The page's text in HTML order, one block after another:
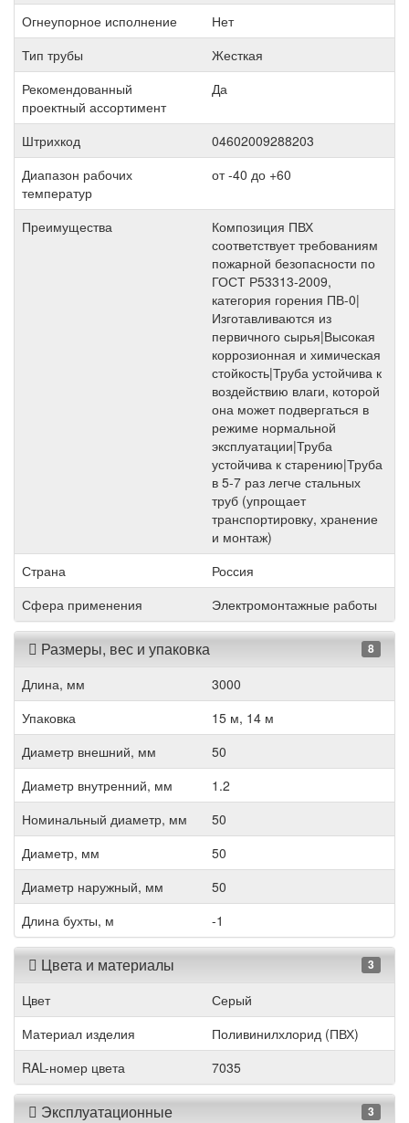
Огнеупорное исполнение
Нет
Тип трубы
Жесткая
Рекомендованный
проектный ассортимент
Да
Штрихкод
04602009288203
Диапазон рабочих
температур
от -40 до +60
Преимущества
Композиция ПВХ
соответствует требованиям
пожарной безопасности по
ГОСТ Р53313-2009,
категория горения ПВ-0|
Изготавливаются из
первичного сырья|Высокая
коррозионная и химическая
стойкость|Труба устойчива к
воздействию влаги, которой
она может подвергаться в
режиме нормальной
эксплуатации|Труба
устойчива к старению|Труба
в 5-7 раз легче стальных
труб (упрощает
транспортировку, хранение
и монтаж)
Страна
Россия
Сфера применения
Электромонтажные работы
Размеры, вес и упаковка 8
Длина, мм
3000
Упаковка
15 м, 14 м
Диаметр внешний, мм
50
Диаметр внутренний, мм
1.2
Номинальный диаметр, мм
50
Диаметр, мм
50
Диаметр наружный, мм
50
Длина бухты, м
-1
Цвета и материалы 3
Цвет
Серый
Материал изделия
Поливинилхлорид (ПВХ)
RAL-номер цвета
7035
Эксплуатационные 3